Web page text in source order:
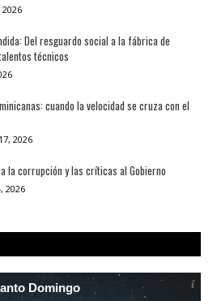
Del resguardo social a la fábrica de
técnicos
cuando la velocidad se cruza con el
2026
la corrupción y las críticas al Gobierno
2026
Domingo